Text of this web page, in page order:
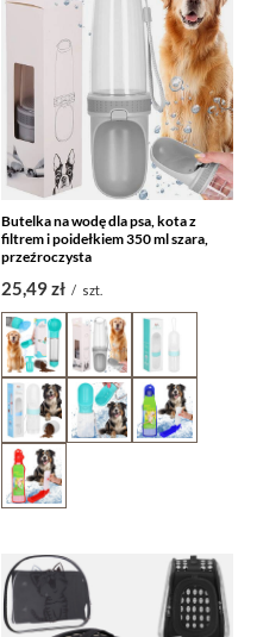
Butelka na wodę dla psa, kota z
filtrem i poidełkiem 350 ml szara,
przeźroczysta
25,49 zł / szt.